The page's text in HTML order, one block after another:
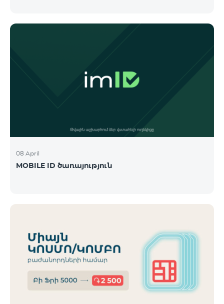
ՀԱԹ 09:00-20:00 09:00-17:00 Երևան Ազատություն
09:00-19:00 09:00-17:00 Երևան Կոմիտաս 1 09:00-
08 April
MOBILE ID ծառայություն